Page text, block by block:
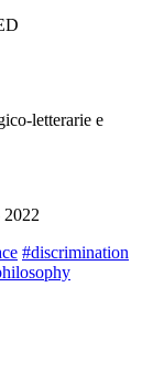
letterarie e
2022
#discrimination